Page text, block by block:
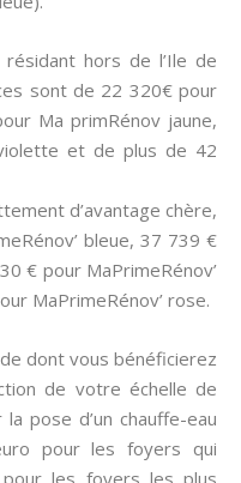
résidant hors de l’Ile de
sont de 22 320€ pour
Ma primRénov jaune,
et de plus de 42
d’avantage chère,
bleue, 37 739 €
€ pour MaPrimeRénov’
MaPrimeRénov’ rose.
dont vous bénéficierez
de votre échelle de
pose d’un chauffe-eau
pour les foyers qui
les foyers les plus